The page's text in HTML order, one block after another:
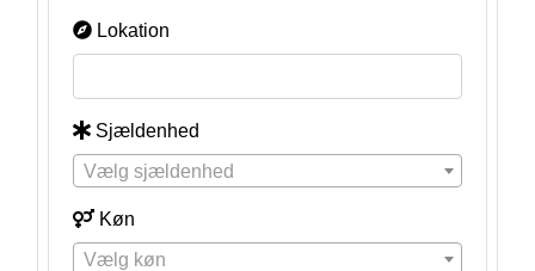
Lokation
Sjældenhed
Vælg sjældenhed
Køn
Vælg køn